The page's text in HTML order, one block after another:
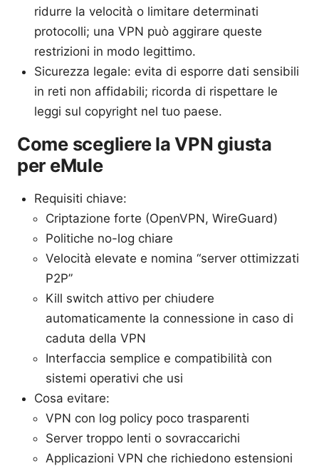
ridurre la velocità o limitare determinati
protocolli; una VPN può aggirare queste
restrizioni in modo legittimo.
Sicurezza legale: evita di esporre dati sensibili
in reti non affidabili; ricorda di rispettare le
leggi sul copyright nel tuo paese.
Come scegliere la VPN giusta
per eMule
Requisiti chiave:
Criptazione forte (OpenVPN, WireGuard)
Politiche no-log chiare
Velocità elevate e nomina “server ottimizzati
P2P”
Kill switch attivo per chiudere
automaticamente la connessione in caso di
caduta della VPN
Interfaccia semplice e compatibilità con
sistemi operativi che usi
Cosa evitare:
VPN con log policy poco trasparenti
Server troppo lenti o sovraccarichi
Applicazioni VPN che richiedono estensioni